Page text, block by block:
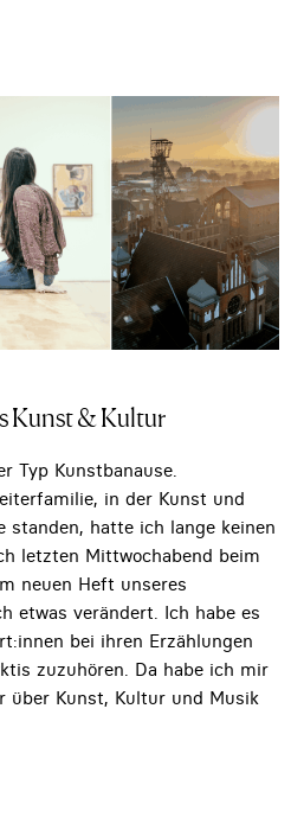
Kunst & Kultur
Typ Kunstbanause.
in der Kunst und
standen, hatte ich lange keinen
letzten Mittwochabend beim
neuen Heft unseres
etwas verändert. Ich habe es
bei ihren Erzählungen
zuzuhören. Da habe ich mir
über Kunst, Kultur und Musik